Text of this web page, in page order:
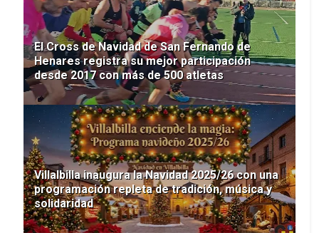
El Cross de Navidad de San Fernando de
Henares registra su mejor participación
desde 2017 con más de 500 atletas
Villalbilla inaugura la Navidad 2025/26 con una
programación repleta de tradición, música y
solidaridad